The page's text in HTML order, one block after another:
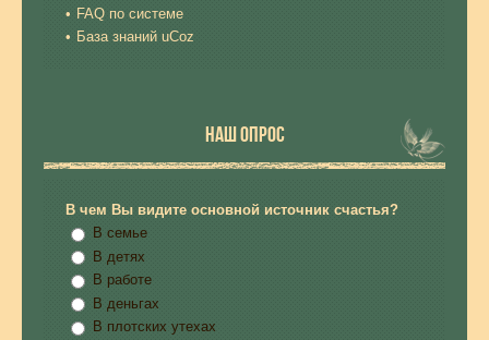
FAQ по системе
База знаний uCoz
НАШ ОПРОС
В чем Вы видите основной источник счастья?
В семье
В детях
В работе
В деньгах
В плотских утехах